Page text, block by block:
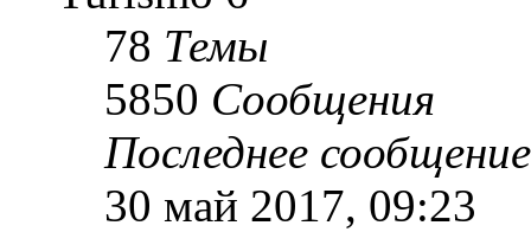
78 Темы
5850 Сообщения
Последнее сообщение
30 май 2017, 09:23